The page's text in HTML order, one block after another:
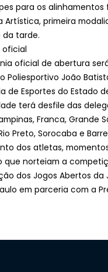
para os
Artística, primeira
da tarde.
oficial
oficial de abertura
Poliesportivo João
de Esportes do Estado
terá desfile das
Franca, Grande
Preto, Sorocaba e
dos atletas,
que norteiam a
dos Jogos Abertos
em parceria com a